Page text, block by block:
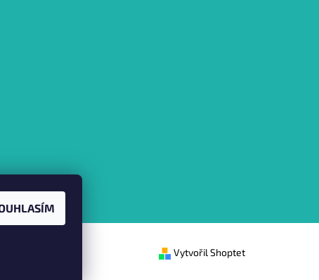
Vytvořil Shoptet